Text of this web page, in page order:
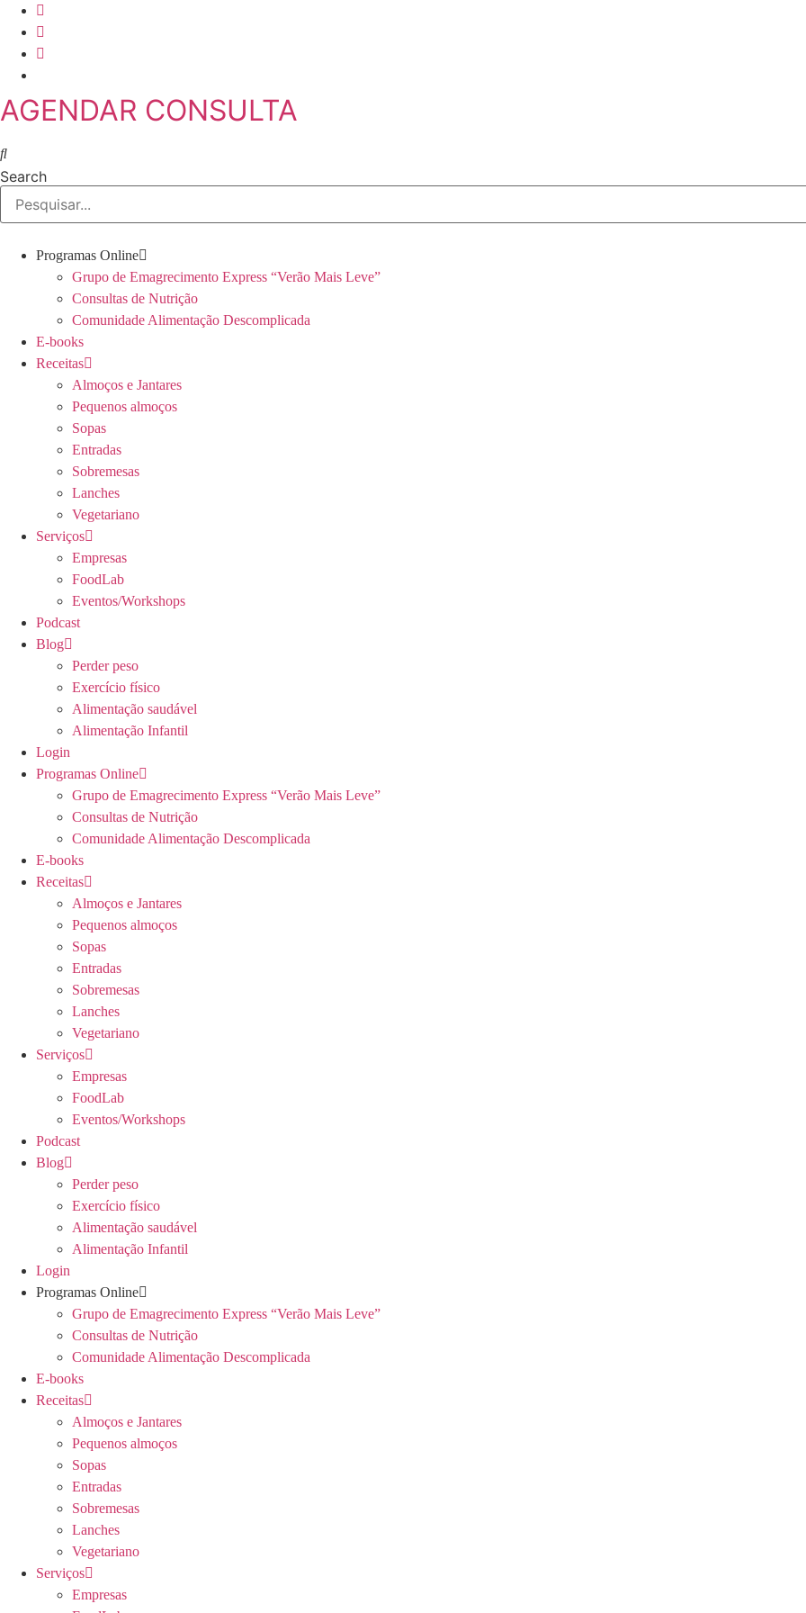
Skip
content
AGENDAR CONSULTA
Search
Programas Online
Grupo de Emagrecimento Express “Verão Mais Leve”
Consultas de Nutrição
Comunidade Alimentação Descomplicada
E-books
Receitas
Almoços e Jantares
Pequenos almoços
Sopas
Entradas
Sobremesas
Lanches
Vegetariano
Serviços
Empresas
FoodLab
Eventos/Workshops
Podcast
Blog
Perder peso
Exercício físico
Alimentação saudável
Alimentação Infantil
Login
Programas Online
Grupo de Emagrecimento Express “Verão Mais Leve”
Consultas de Nutrição
Comunidade Alimentação Descomplicada
E-books
Receitas
Almoços e Jantares
Pequenos almoços
Sopas
Entradas
Sobremesas
Lanches
Vegetariano
Serviços
Empresas
FoodLab
Eventos/Workshops
Podcast
Blog
Perder peso
Exercício físico
Alimentação saudável
Alimentação Infantil
Login
Programas Online
Grupo de Emagrecimento Express “Verão Mais Leve”
Consultas de Nutrição
Comunidade Alimentação Descomplicada
E-books
Receitas
Almoços e Jantares
Pequenos almoços
Sopas
Entradas
Sobremesas
Lanches
Vegetariano
Serviços
Empresas